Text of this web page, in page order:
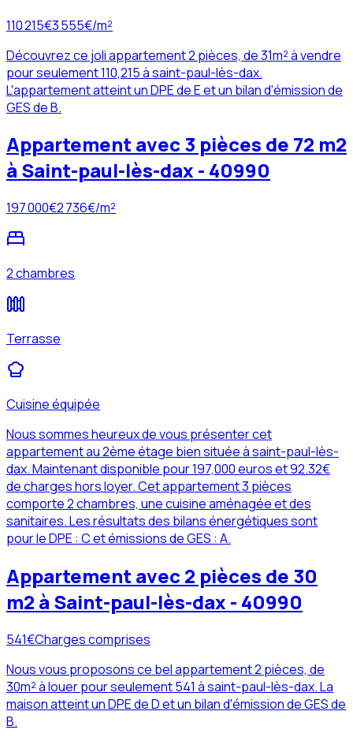
110 215€3 555€/m²
Découvrez ce joli appartement 2 pièces, de 31m² à vendre
pour seulement 110,215 à saint-paul-lès-dax.
L'appartement atteint un DPE de E et un bilan d'émission de
GES de B.
Appartement avec 3 pièces de 72 m2
à Saint-paul-lès-dax - 40990
197 000€2 736€/m²
2 chambres
Terrasse
Cuisine équipée
Nous sommes heureux de vous présenter cet
appartement au 2ème étage bien située à saint-paul-lès-
dax. Maintenant disponible pour 197,000 euros et 92.32€
de charges hors loyer. Cet appartement 3 pièces
comporte 2 chambres, une cuisine aménagée et des
sanitaires. Les résultats des bilans énergétiques sont
pour le DPE : C et émissions de GES : A.
Appartement avec 2 pièces de 30
m2 à Saint-paul-lès-dax - 40990
541€Charges comprises
Nous vous proposons ce bel appartement 2 pièces, de
30m² à louer pour seulement 541 à saint-paul-lès-dax. La
maison atteint un DPE de D et un bilan d'émission de GES de
B.